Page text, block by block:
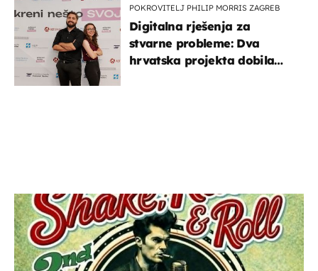
POKROVITELJ PHILIP MORRIS ZAGREB
Digitalna rješenja za
stvarne probleme: Dva
hrvatska projekta dobila